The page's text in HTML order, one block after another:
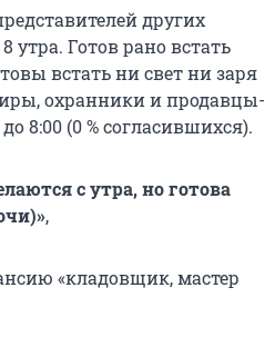
других
утра. Готов рано встать
встать ни свет ни заря
охранники и продавцы-
8:00 (0 % согласившихся).
с утра, но готова
,
«кладовщик, мастер